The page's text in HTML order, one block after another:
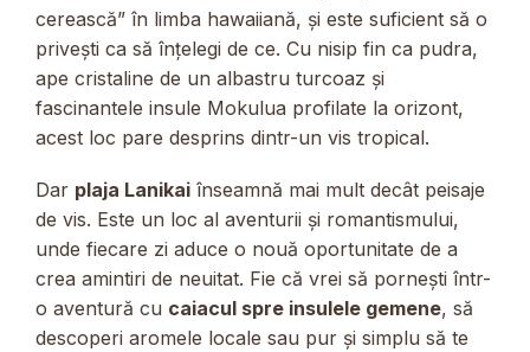
cerească” în limba hawaiiană, și este suficient să o
privești ca să înțelegi de ce. Cu nisip fin ca pudra,
ape cristaline de un albastru turcoaz și
fascinantele insule Mokulua profilate la orizont,
acest loc pare desprins dintr-un vis tropical.
Dar plaja Lanikai înseamnă mai mult decât peisaje
de vis. Este un loc al aventurii și romantismului,
unde fiecare zi aduce o nouă oportunitate de a
crea amintiri de neuitat. Fie că vrei să pornești într-
o aventură cu caiacul spre insulele gemene, să
descoperi aromele locale sau pur și simplu să te